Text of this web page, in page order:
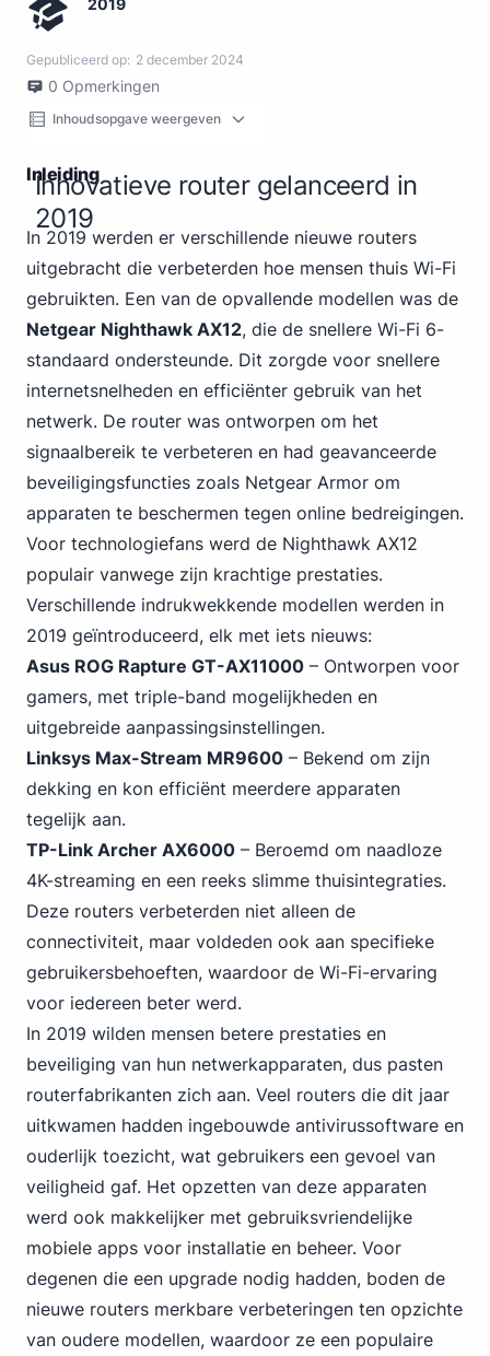
2019
Gepubliceerd op: 2 december 2024
0 Opmerkingen
Inhoudsopgave weergeven
Inleiding
Innovatieve router gelanceerd in
2019
In 2019 werden er verschillende nieuwe routers
uitgebracht die verbeterden hoe mensen thuis Wi-Fi
gebruikten. Een van de opvallende modellen was de
Netgear Nighthawk AX12, die de snellere Wi-Fi 6-
standaard ondersteunde. Dit zorgde voor snellere
internetsnelheden en efficiënter gebruik van het
netwerk. De router was ontworpen om het
signaalbereik te verbeteren en had geavanceerde
beveiligingsfuncties zoals Netgear Armor om
apparaten te beschermen tegen online bedreigingen.
Voor technologiefans werd de Nighthawk AX12
populair vanwege zijn krachtige prestaties.
Verschillende indrukwekkende modellen werden in
2019 geïntroduceerd, elk met iets nieuws:
Asus ROG Rapture GT-AX11000 – Ontworpen voor
gamers, met triple-band mogelijkheden en
uitgebreide aanpassingsinstellingen.
Linksys Max-Stream MR9600 – Bekend om zijn
dekking en kon efficiënt meerdere apparaten
tegelijk aan.
TP-Link Archer AX6000 – Beroemd om naadloze
4K-streaming en een reeks slimme thuisintegraties.
Deze routers verbeterden niet alleen de
connectiviteit, maar voldeden ook aan specifieke
gebruikersbehoeften, waardoor de Wi-Fi-ervaring
voor iedereen beter werd.
In 2019 wilden mensen betere prestaties en
beveiliging van hun netwerkapparaten, dus pasten
routerfabrikanten zich aan. Veel routers die dit jaar
uitkwamen hadden ingebouwde antivirussoftware en
ouderlijk toezicht, wat gebruikers een gevoel van
veiligheid gaf. Het opzetten van deze apparaten
werd ook makkelijker met gebruiksvriendelijke
mobiele apps voor installatie en beheer. Voor
degenen die een upgrade nodig hadden, boden de
nieuwe routers merkbare verbeteringen ten opzichte
van oudere modellen, waardoor ze een populaire